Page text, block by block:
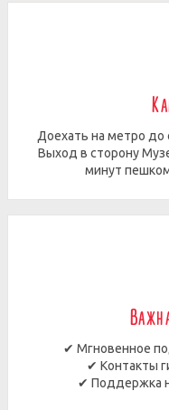
Доехать на метро до
Выход в сторону
минут
✔ Мгновенное
✔ Контакты
✔ Поддержка